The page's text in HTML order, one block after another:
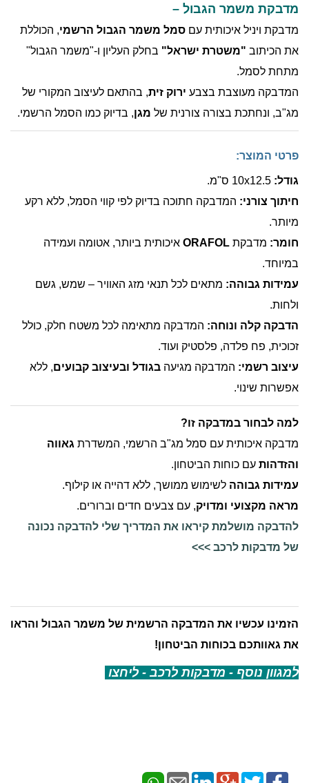
מדבקת משמר הגבול –
מדבקת ויניל איכותית עם סמל משמר הגבול הרשמי, הכוללת
את הכיתוב "משטרת ישראל" בחלק העליון ו-"משמר הגבול"
מתחת לסמל.
המדבקה מעוצבת בצבע ירוק זית, בהתאם לעיצוב המקורי של
מג"ב, ונחתכת בצורה צורנית של מגן, בדיוק כמו הסמל הרשמי.
פרטי המוצר:
גודל:
חיתוך צורני: המדבקה חתוכה בדיוק לפי קווי הסמל, ללא רקע
מיותר.
חומר: מדבקת ORAFOL איכותית ביותר, אטומה ועמידה
במיוחד.
עמידות גבוהה: מתאים לכל תנאי מזג האוויר – שמש, גשם
ולחות.
הדבקה קלה ונוחה: המדבקה מתאימה לכל משטח חלק, כולל
זכוכית, פח פלדה, פלסטיק ועוד.
עיצוב רשמי: המדבקה מגיעה בגודל ובעיצוב קבועים, ללא
אפשרות שינוי.
למה לבחור במדבקה זו?
מדבקה איכותית עם סמל מג"ב הרשמי, המשדרת גאווה
והזדהות עם כוחות הביטחון.
עמידות גבוהה לשימוש ממושך, ללא דהייה או קילוף.
מראה מקצועי ומדויק, עם צבעים חדים וברורים.
להדבקה מושלמת קיראו את המדריך שלי להדבקה נכונה
של מדבקות לרכב >>>
הזמינו עכשיו את המדבקה הרשמית של משמר הגבול והראו
את גאוותכם בכוחות הביטחון!
למגוון נוסף - מדבקות לרכב - ליחצו